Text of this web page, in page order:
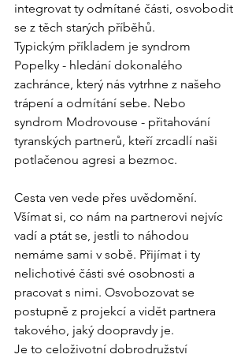
integrovat ty odmítané části, osvobodit
se z těch starých příběhů.
Typickým příkladem je syndrom
Popelky - hledání dokonalého
zachránce, který nás vytrhne z našeho
trápení a odmítání sebe. Nebo
syndrom Modrovouse - přitahování
tyranských partnerů, kteří zrcadlí naši
potlačenou agresi a bezmoc.
Cesta ven vede přes uvědomění.
Všímat si, co nám na partnerovi nejvíc
vadí a ptát se, jestli to náhodou
nemáme sami v sobě. Přijímat i ty
nelichotivé části své osobnosti a
pracovat s nimi. Osvobozovat se
postupně z projekcí a vidět partnera
takového, jaký doopravdy je.
Je to celoživotní dobrodružství